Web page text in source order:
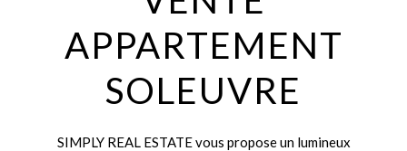
APPARTEMENT
SOLEUVRE
SIMPLY REAL ESTATE vous propose un lumineux